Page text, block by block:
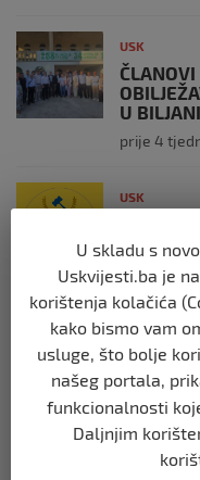
USK
U
prije 4
USK
JAVNOG
prije 2
USK
prije 2
U skladu s
Uskvijesti.ba je
korištenja kolačića
kako bismo vam
usluge, što bolje
našeg portala,
funkcionalnosti
Daljnjim